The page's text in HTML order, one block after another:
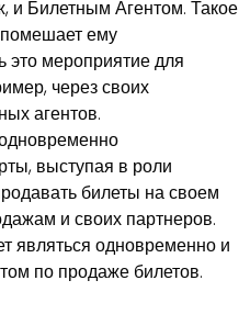
и Билетным Агентом. Такое
ему
это мероприятие для
через своих
агентов.
выступая в роли
билеты на своем
и своих партнеров.
являться одновременно и
по продаже билетов.